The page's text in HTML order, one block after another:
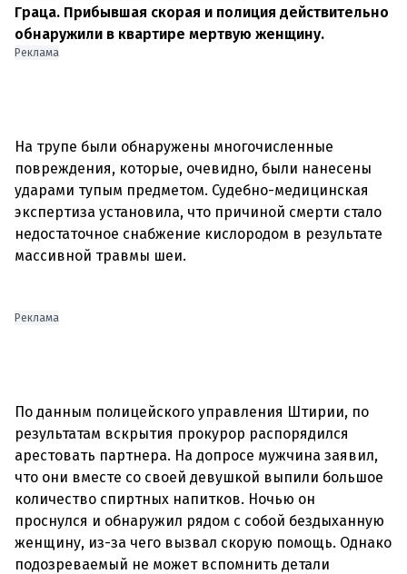
Граца. Прибывшая скорая и полиция действительно
обнаружили в квартире мертвую женщину.
Реклама
На трупе были обнаружены многочисленные
повреждения, которые, очевидно, были нанесены
ударами тупым предметом. Судебно-медицинская
экспертиза установила, что причиной смерти стало
недостаточное снабжение кислородом в результате
массивной травмы шеи.
Реклама
По данным полицейского управления Штирии, по
результатам вскрытия прокурор распорядился
арестовать партнера. На допросе мужчина заявил,
что они вместе со своей девушкой выпили большое
количество спиртных напитков. Ночью он
проснулся и обнаружил рядом с собой бездыханную
женщину, из-за чего вызвал скорую помощь. Однако
подозреваемый не может вспомнить детали